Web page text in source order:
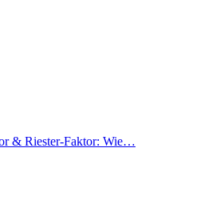
& Riester-Faktor: Wie…